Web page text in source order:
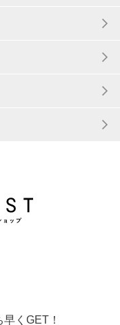
くGET！